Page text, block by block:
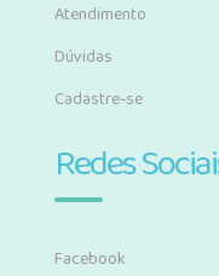
Atendimento
Dúvidas
Cadastre-se
Redes
Facebook